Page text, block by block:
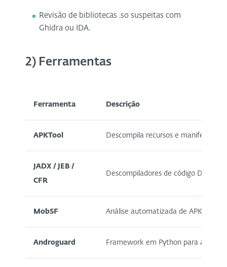
Revisão de bibliotecas .so suspeitas com
Ghidra ou IDA.
2) Ferramentas
Ferramenta Descrição
APKTool Descompila recursos e manifestos
JADX / JEB /
CFR
Descompiladores de código DEX
MobSF Análise automatizada de APK
Androguard Framework em Python para analisar